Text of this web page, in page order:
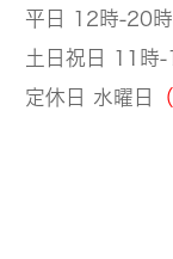
平日 12時-20時
土日祝日 11時
定休日 水曜日